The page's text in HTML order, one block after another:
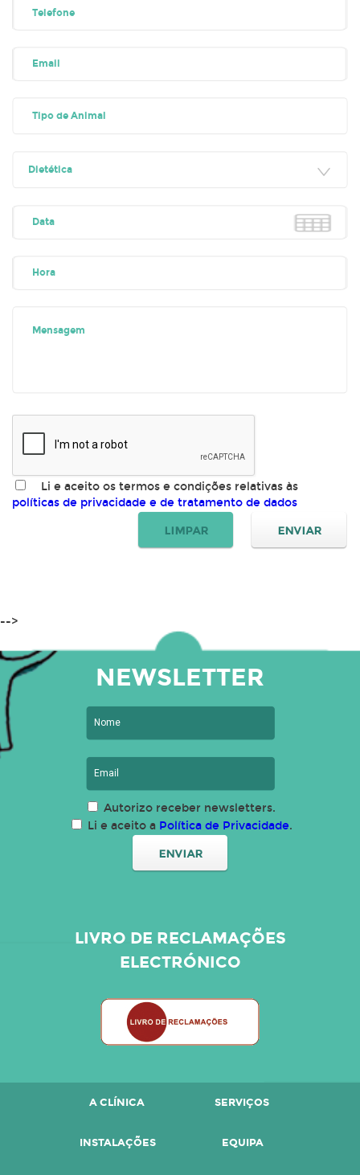
Dietética
Li e aceito os termos e condições relativas às
políticas de privacidade e de tratamento de dados
-->
NEWSLETTER
Autorizo receber newsletters.
Li e aceito a Política de Privacidade.
LIVRO DE RECLAMAÇÕES
ELECTRÓNICO
A CLÍNICA SERVIÇOS
INSTALAÇÕES EQUIPA